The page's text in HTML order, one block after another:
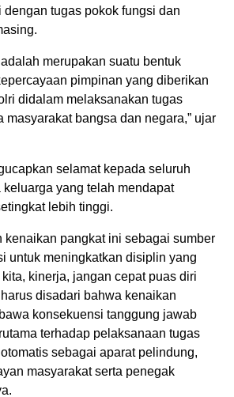
dengan tugas pokok fungsi dan
merupakan suatu bentuk
pimpinan yang diberikan
didalam melaksanakan tugas
masyarakat bangsa dan negara,” ujar
selamat kepada seluruh
yang telah mendapat
lebih tinggi.
kenaikan pangkat ini sebagai sumber
untuk meningkatkan disiplin yang
kinerja, jangan cepat puas diri
disadari bahwa kenaikan
konsekuensi tanggung jawab
terhadap pelaksanaan tugas
sebagai aparat pelindung,
masyarakat serta penegak